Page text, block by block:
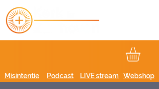
Podcast
Misintentie LIVE stream Webshop